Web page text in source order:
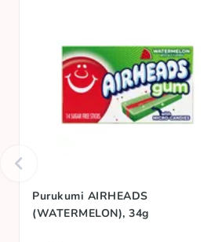
Happamuus
Alkuperämaa
Purukumi AIRHEADS
(WATERMELON), 34g